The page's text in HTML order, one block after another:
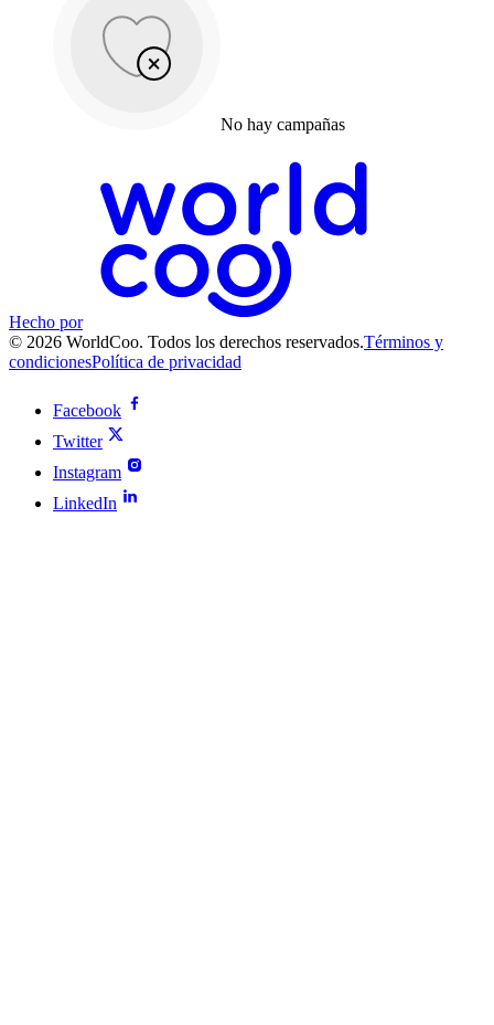
No hay campañas
Hecho por
© 2026 WorldCoo. Todos los derechos reservados.Términos y
condicionesPolítica de privacidad
Facebook
Twitter
Instagram
LinkedIn